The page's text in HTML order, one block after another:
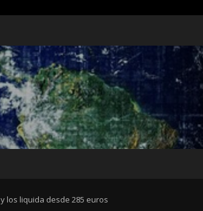
los liquida desde 285 euros